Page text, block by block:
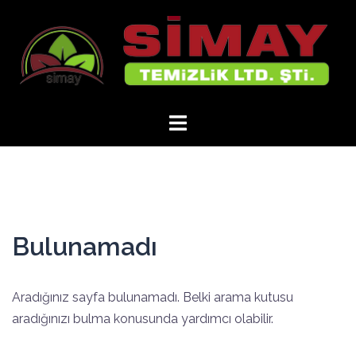
Bulunamadı
Aradığınız sayfa bulunamadı. Belki arama kutusu
aradığınızı bulma konusunda yardımcı olabilir.